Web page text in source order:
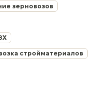
зерновозов
стройматериалов